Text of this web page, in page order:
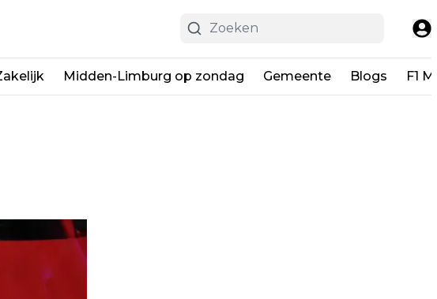
Midden-Limburg op zondag Gemeente Blogs F1